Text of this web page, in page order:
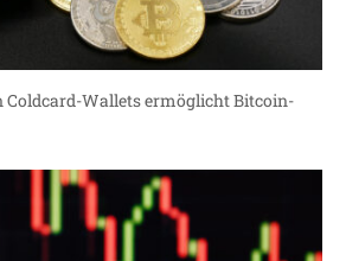
Coldcard-Wallets ermöglicht Bitcoin-